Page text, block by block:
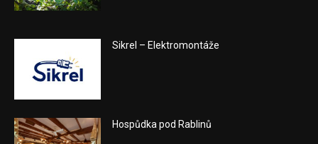
Sikrel – Elektromontáže
Hospůdka pod Rablinů